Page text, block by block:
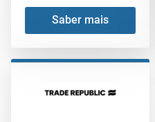
Saber mais